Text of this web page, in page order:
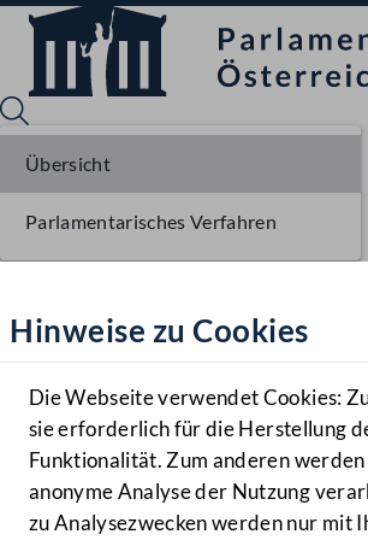
Hilfe
Benutzer
Navigationsmenü öffnen
MENÜ
Hinweise zu Cookies
Die Webseite verwendet Cookies:
sie erforderlich für die Herstellung
Funktionalität. Zum anderen
anonyme Analyse der Nutzung
zu Analysezwecken werden nur mit
Übersicht
Parlamentarisches Verfahren